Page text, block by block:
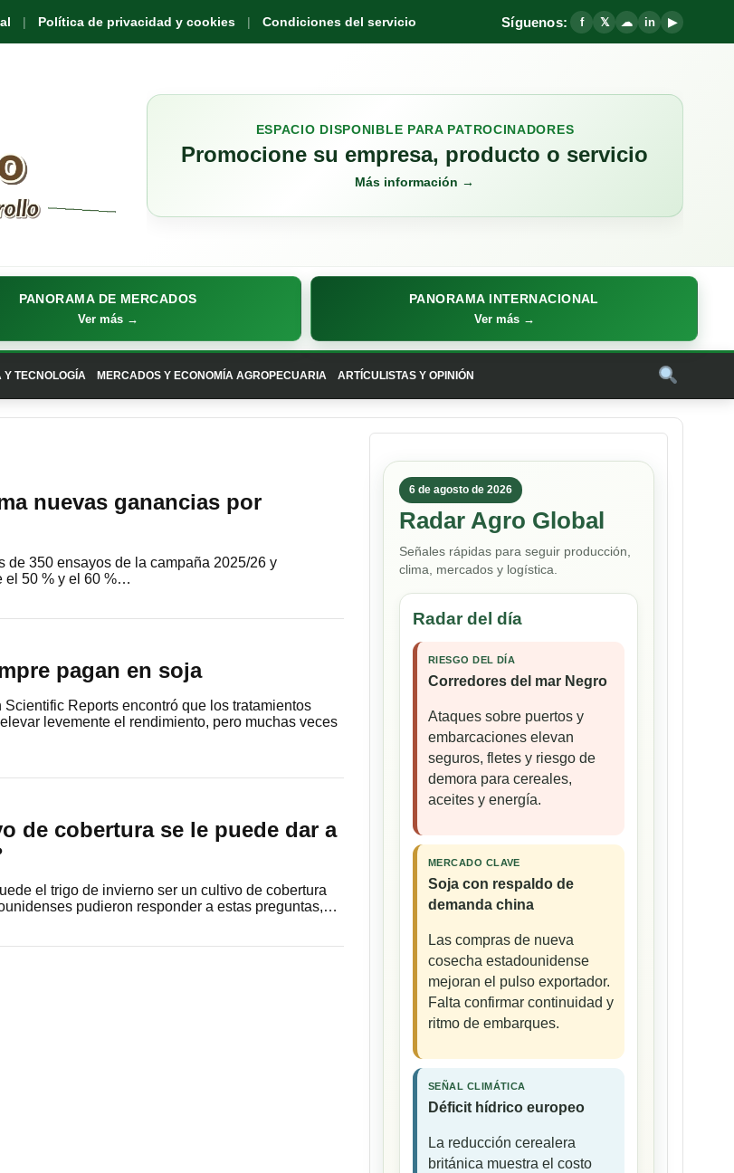
Política de privacidad y cookies Condiciones del servicio Síguenos: f 𝕏 ☁ in ▶
ESPACIO DISPONIBLE PARA PATROCINADORES
Promocione su empresa, producto o servicio
Más información →
PANORAMA DE MERCADOS
Ver más →
PANORAMA INTERNACIONAL
Ver más →
Y TECNOLOGÍA MERCADOS Y ECONOMÍA AGROPECUARIA ARTÍCULISTAS Y OPINIÓN
nuevas ganancias por
de 350 ensayos de la campaña 2025/26 y
el 50 % y el 60 %…
pagan en soja
Reports encontró que los tratamientos
levemente el rendimiento, pero muchas veces
de cobertura se le puede dar a
el trigo de invierno ser un cultivo de cobertura
pudieron responder a estas preguntas,…
6 de agosto de 2026
Radar Agro Global
Señales rápidas para seguir producción,
clima, mercados y logística.
Radar del día
RIESGO DEL DÍA
Corredores del mar Negro
Ataques sobre puertos y
embarcaciones elevan
seguros, fletes y riesgo de
demora para cereales,
aceites y energía.
MERCADO CLAVE
Soja con respaldo de
demanda china
Las compras de nueva
cosecha estadounidense
mejoran el pulso exportador.
Falta confirmar continuidad y
ritmo de embarques.
SEÑAL CLIMÁTICA
Déficit hídrico europeo
La reducción cerealera
británica muestra el costo